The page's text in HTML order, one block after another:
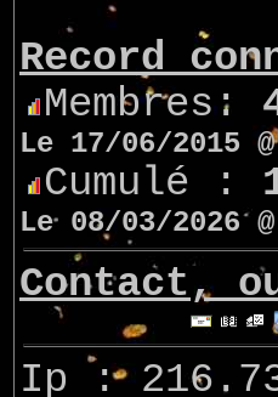
Record
Membres:
Le 17/06/2015
Cumulé :
Le 08/03/2026
Contact,
Ip :